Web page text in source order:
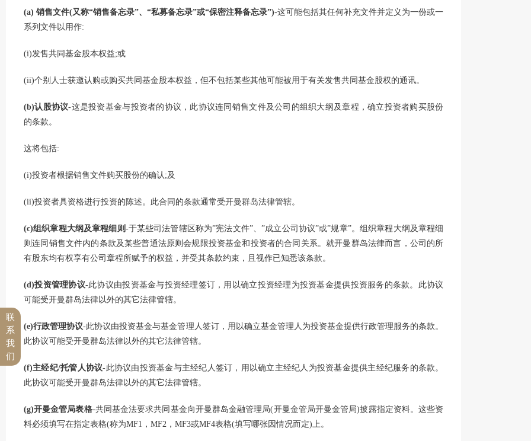
(a) 销售文件(又称“销售备忘录”、“私募备忘录”或“保密注释备忘录”)-这可能包括其任何补充文件并定义为一份或一
系列文件以用作:
(i)发售共同基金股本权益;或
(ii)个别人士获邀认购或购买共同基金股本权益，但不包括某些其他可能被用于有关发售共同基金股权的通讯。
(b)认股协议-这是投资基金与投资者的协议，此协议连同销售文件及公司的组织大纲及章程，确立投资者购买股份
的条款。
这将包括:
(i)投资者根据销售文件购买股份的确认;及
(ii)投资者具资格进行投资的陈述。此合同的条款通常受开曼群岛法律管辖。
(c)组织章程大纲及章程细则 -于某些司法管辖区称为”宪法文件”、”成立公司协议”或”规章”。组织章程大纲及章程细
则连同销售文件内的条款及某些普通法原则会规限投资基金和投资者的合同关系。就开曼群岛法律而言，公司的所
有股东均有权享有公司章程所赋予的权益，并受其条款约束，且视作已知悉该条款。
(d)投资管理协议-此协议由投资基金与投资经理签订，用以确立投资经理为投资基金提供投资服务的条款。此协议
可能受开曼群岛法律以外的其它法律管辖。
(e)行政管理协议-此协议由投资基金与基金管理人签订，用以确立基金管理人为投资基金提供行政管理服务的条款。
此协议可能受开曼群岛法律以外的其它法律管辖。
(f)主经纪/托管人协议-此协议由投资基金与主经纪人签订，用以确立主经纪人为投资基金提供主经纪服务的条款。
此协议可能受开曼群岛法律以外的其它法律管辖。
(g)开曼金管局表格-共同基金法要求共同基金向开曼群岛金融管理局(开曼金管局开曼金管局)披露指定资料。这些资
料必须填写在指定表格(称为MF1，MF2，MF3或MF4表格(填写哪张因情况而定)上。
联
系
我
们